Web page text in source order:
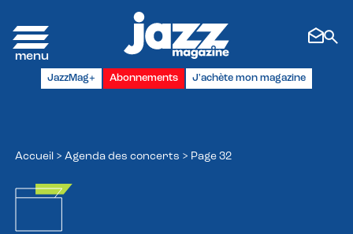
JazzMag+ Abonnements J'achète mon magazine
Accueil > Agenda des concerts > Page 32